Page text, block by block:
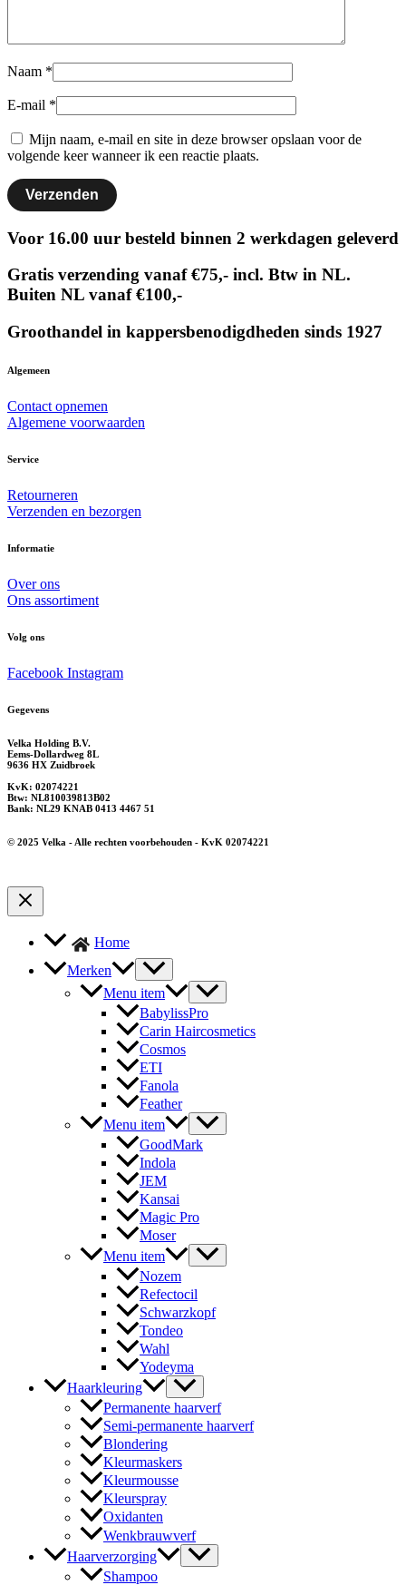
Naam *
E-mail *
Mijn naam, e-mail en site in deze browser opslaan voor de
volgende keer wanneer ik een reactie plaats.
Voor 16.00 uur besteld binnen 2 werkdagen geleverd
Gratis verzending vanaf €75,- incl. Btw in NL.
Buiten NL vanaf €100,-
Groothandel in kappersbenodigdheden sinds 1927
Algemeen
Contact opnemen
Algemene voorwaarden
Service
Retourneren
Verzenden en bezorgen
Informatie
Over ons
Ons assortiment
Volg ons
Facebook Instagram
Gegevens
Velka Holding B.V.
Eems-Dollardweg 8L
9636 HX Zuidbroek
KvK: 02074221
Btw: NL810039813B02
Bank: NL29 KNAB 0413 4467 51
© 2025 Velka - Alle rechten voorbehouden - KvK 02074221
Home
Merken
Menu item
BabylissPro
Carin Haircosmetics
Cosmos
ETI
Fanola
Feather
Menu item
GoodMark
Indola
JEM
Kansai
Magic Pro
Moser
Menu item
Nozem
Refectocil
Schwarzkopf
Tondeo
Wahl
Yodeyma
Haarkleuring
Permanente haarverf
Semi-permanente haarverf
Blondering
Kleurmaskers
Kleurmousse
Kleurspray
Oxidanten
Wenkbrauwverf
Haarverzorging
Shampoo